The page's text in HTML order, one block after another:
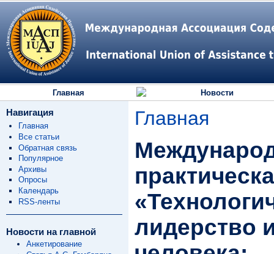
Главная Новости
Навигация
Главная
Все статьи
Обратная связь
Популярное
Архивы
Опросы
Календарь
RSS-ленты
Новости на главной
Анкетирование
Главная
лидерство